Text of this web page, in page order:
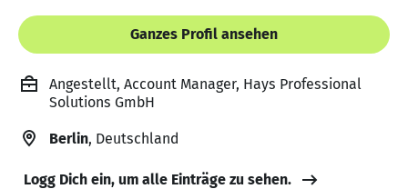
Ganzes Profil ansehen
Angestellt, Account Manager, Hays Professional
Solutions GmbH
Berlin, Deutschland
Logg Dich ein, um alle Einträge zu sehen.